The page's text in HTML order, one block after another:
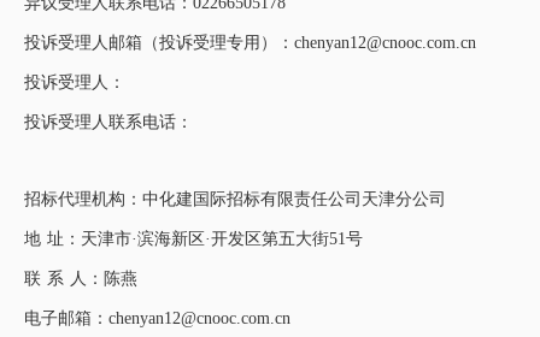
投诉受理人邮箱（投诉受理专用）：chenyan12@cnooc.com.cn
投诉受理人：
投诉受理人联系电话：
招标代理机构：中化建国际招标有限责任公司天津分公司
地 址：天津市·滨海新区·开发区第五大街51号
联 系 人：陈燕
电子邮箱：chenyan12@cnooc.com.cn